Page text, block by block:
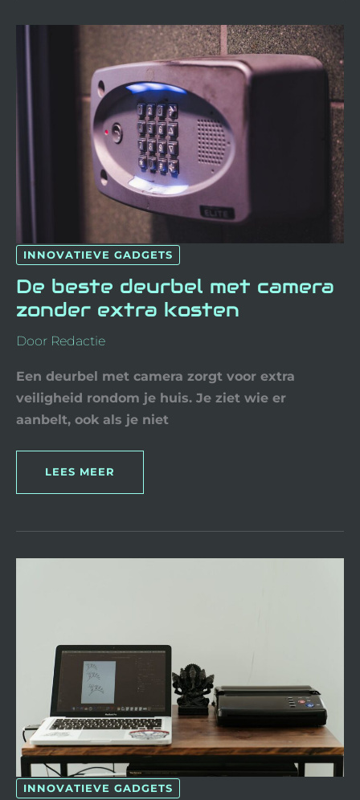
INNOVATIEVE GADGETS
De beste deurbel met camera
zonder extra kosten
Door Redactie
Een deurbel met camera zorgt voor extra
veiligheid rondom je huis. Je ziet wie er
aanbelt, ook als je niet
DE
CAMERA
ZONDER
KOSTEN
LEES MEER
INNOVATIEVE GADGETS
WAAROM
ONDERWEG